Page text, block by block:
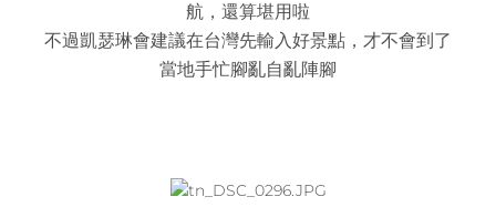
航，還算堪用啦
不過凱瑟琳會建議在台灣先輸入好景點，才不會到了
當地手忙腳亂自亂陣腳